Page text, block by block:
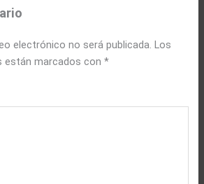
electrónico no será publicada. Los
están marcados con*